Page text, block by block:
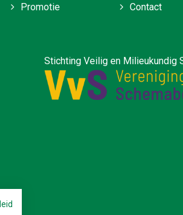
Promotie
Contact
Slopen is